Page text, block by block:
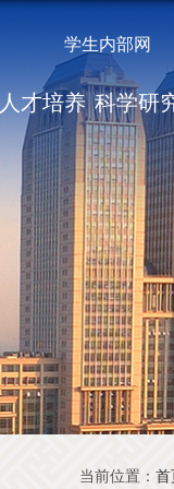
学生内部网
人才培养 科学研
当前位置： 首